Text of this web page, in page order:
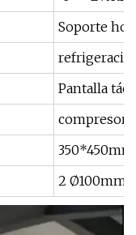
Soporte
Pantalla
compresor
350*450mm
2 Ø100mm